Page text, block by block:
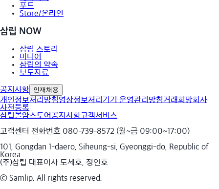
푸드
Store/온라인
삼립 NOW
삼립 스토리
미디어
삼립의 약속
보도자료
공지사항 인재채용
개인정보처리방침영상정보처리기기 운영관리방침거래희망회사
사전등록
삼립몰얌스토어공지사항고객서비스
고객센터 전화번호 080-739-8572 (월~금 09:00~17:00)
101, Gongdan 1-daero, Siheung-si, Gyeonggi-do, Republic of
Korea
(주)삼립 대표이사 도세호, 정인호
ⓒ Samlip. All rights reserved.